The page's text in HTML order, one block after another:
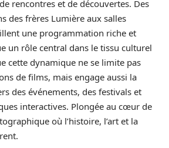
rencontres et de découvertes. Des
des frères Lumière aux salles
une programmation riche et
un rôle central dans le tissu culturel
cette dynamique ne se limite pas
de films, mais engage aussi la
des événements, des festivals et
interactives. Plongée au cœur de
où l’histoire, l’art et la